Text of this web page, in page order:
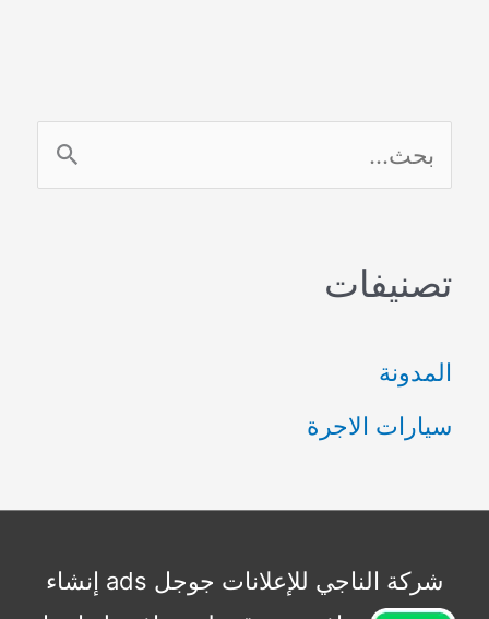
ل
ح
ع
ن
تصنيفات
المدونة
سيارات الاجرة
شركة الناجي للإعلانات جوجل ads إنشاء